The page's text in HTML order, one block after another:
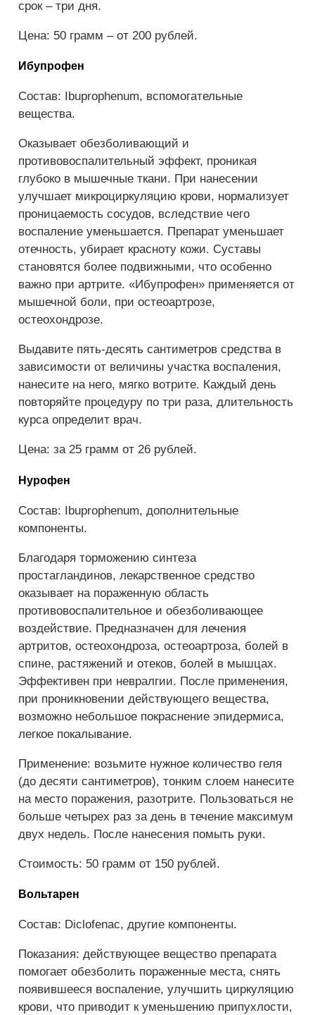
срок – три дня.
Цена: 50 грамм – от 200 рублей.
Ибупрофен
Состав: Ibuprophenum, вспомогательные
вещества.
Оказывает обезболивающий и
противовоспалительный эффект, проникая
глубоко в мышечные ткани. При нанесении
улучшает микроциркуляцию крови, нормализует
проницаемость сосудов, вследствие чего
воспаление уменьшается. Препарат уменьшает
отечность, убирает красноту кожи. Суставы
становятся более подвижными, что особенно
важно при артрите. «Ибупрофен» применяется от
мышечной боли, при остеоартрозе,
остеохондрозе.
Выдавите пять-десять сантиметров средства в
зависимости от величины участка воспаления,
нанесите на него, мягко вотрите. Каждый день
повторяйте процедуру по три раза, длительность
курса определит врач.
Цена: за 25 грамм от 26 рублей.
Нурофен
Состав: Ibuprophenum, дополнительные
компоненты.
Благодаря торможению синтеза
простагландинов, лекарственное средство
оказывает на пораженную область
противовоспалительное и обезболивающее
воздействие. Предназначен для лечения
артритов, остеохондроза, остеоартроза, болей в
спине, растяжений и отеков, болей в мышцах.
Эффективен при невралгии. После применения,
при проникновении действующего вещества,
возможно небольшое покраснение эпидермиса,
легкое покалывание.
Применение: возьмите нужное количество геля
(до десяти сантиметров), тонким слоем нанесите
на место поражения, разотрите. Пользоваться не
больше четырех раз за день в течение максимум
двух недель. После нанесения помыть руки.
Стоимость: 50 грамм от 150 рублей.
Вольтарен
Состав: Diclofenac, другие компоненты.
Показания: действующее вещество препарата
помогает обезболить пораженные места, снять
появившееся воспаление, улучшить циркуляцию
крови, что приводит к уменьшению припухлости,